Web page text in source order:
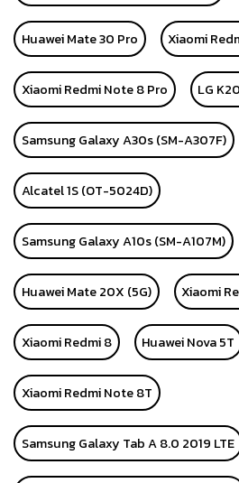
Huawei Mate 30 Pro Xiaomi
Xiaomi Redmi Note 8 Pro LG
Samsung Galaxy A30s (SM-A307F)
Alcatel 1S (OT-5024D)
Samsung Galaxy A10s (SM-A107M)
Huawei Mate 20X (5G) Xiaomi
Xiaomi Redmi 8 Huawei Nova 5T
Xiaomi Redmi Note 8T
Samsung Galaxy Tab A 8.0 2019 LTE